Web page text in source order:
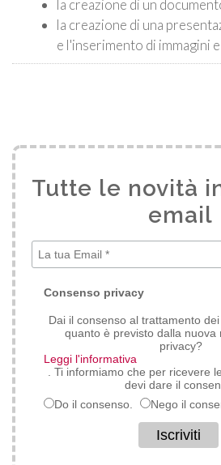
la creazione di un
la creazione di una
e l'inserimento di immagini
Tutte le novità
email
Consenso privacy
Dai il consenso al trattamento
quanto è previsto dalla nuova
privacy?
Leggi l'informativa
. Ti informiamo che per ricevere
devi dare il
Do il consenso.
Nego il